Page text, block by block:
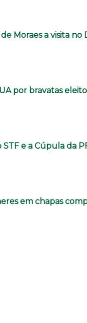
Moraes a visita no
por bravatas
e a Cúpula da
em chapas